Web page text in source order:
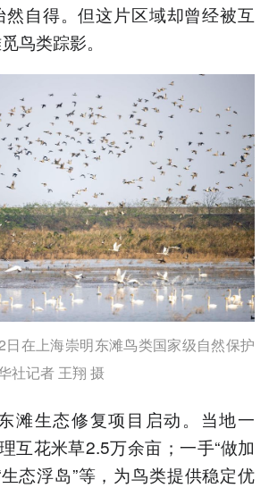
然自得。但这片区域却曾经被互
鸟类踪影。
在上海崇明东滩鸟类国家级自然保护
社记者 王翔 摄
滩生态修复项目启动。当地一
互花米草2.5万余亩；一手“做加
态浮岛”等，为鸟类提供稳定优